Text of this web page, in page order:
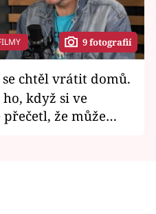
9 fotografií
když si ve
že může